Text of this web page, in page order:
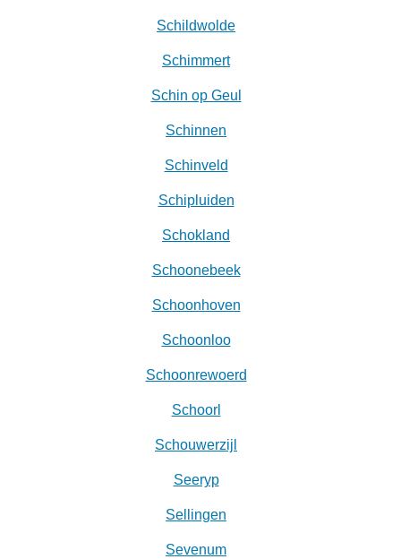
Schildwolde
Schimmert
Schin op Geul
Schinnen
Schinveld
Schipluiden
Schokland
Schoonebeek
Schoonhoven
Schoonloo
Schoonrewoerd
Schoorl
Schouwerzijl
Seeryp
Sellingen
Sevenum